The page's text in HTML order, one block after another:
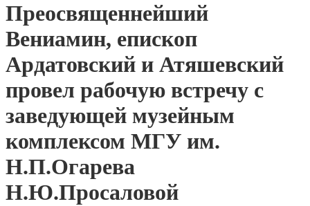
Преосвященнейший
Вениамин, епископ
Ардатовский и Атяшевский
провел рабочую встречу с
заведующей музейным
комплексом МГУ им.
Н.П.Огарева
Н.Ю.Просаловой